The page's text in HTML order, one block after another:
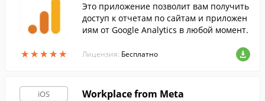
★★★★★
★★★★★
Это приложение позволит вам получить
доступ к отчетам по сайтам и приложен
иям от Google Analytics в любой момент.
Лицензия: Бесплатно
iOS Workplace from Meta